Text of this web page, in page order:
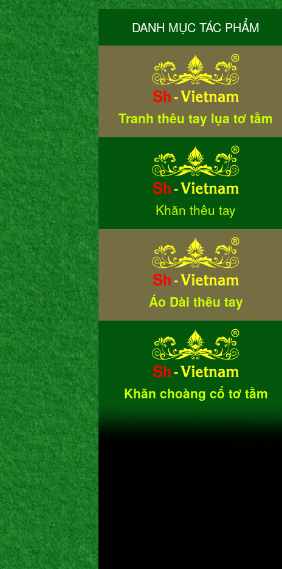
DANH MỤC TÁC PHẨM
Tranh thêu tay lụa tơ tằm
Khăn thêu tay
Áo Dài thêu tay
Khăn choàng cổ tơ tằm